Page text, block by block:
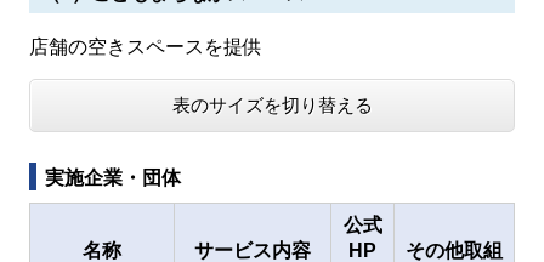
店舗の空きスペースを提供
表のサイズを切り替える
実施企業・団体
名称 サービス内容
公式
HP
その他取組